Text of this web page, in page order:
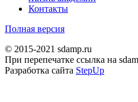
Контакты
Полная версия
© 2015-2021 sdamp.ru
При перепечатке ссылка на
Разработка сайта StepUp